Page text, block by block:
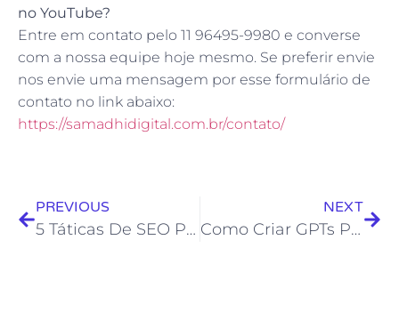
no YouTube?
Entre em contato pelo 11 96495-9980 e converse
com a nossa equipe hoje mesmo. Se preferir envie
nos envie uma mensagem por esse formulário de
contato no link abaixo:
https://samadhidigital.com.br/contato/
PREVIOUS
5 Táticas De SEO Para Ajudar O Seu Negócio A Vender Mais Na Internet
NEXT
Como Criar GPTs Personalizados no ChatGPT: Guia Completo